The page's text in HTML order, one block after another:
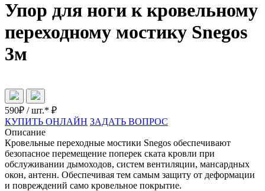
Упор для ноги к кровельному
переходному мостику Snegos
3м
590₽ / шт.* ₽
КУПИТЬ ОНЛАЙН ЗАДАТЬ ВОПРОС
Описание
Кровельные переходные мостики Snegos обеспечивают
безопасное перемещение поперек ската кровли при
обслуживании дымоходов, систем вентиляции, мансардных
окон, антенн. Обеспечивая тем самым защиту от деформации
и повреждений само кровельное покрытие.